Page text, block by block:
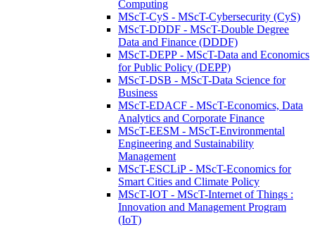
Computing
MScT-CyS - MScT-Cybersecurity (CyS)
MScT-DDDF - MScT-Double Degree
Data and Finance (DDDF)
MScT-DEPP - MScT-Data and Economics
for Public Policy (DEPP)
MScT-DSB - MScT-Data Science for
Business
MScT-EDACF - MScT-Economics, Data
Analytics and Corporate Finance
MScT-EESM - MScT-Environmental
Engineering and Sustainability
Management
MScT-ESCLiP - MScT-Economics for
Smart Cities and Climate Policy
MScT-IOT - MScT-Internet of Things :
Innovation and Management Program
(IoT)